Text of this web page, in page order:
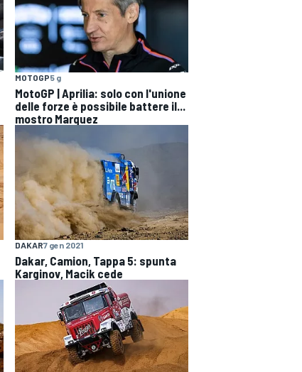
MOTOGP5 g
MotoGP | Aprilia: solo con l'unione
delle forze è possibile battere il...
mostro Marquez
DAKAR7 gen 2021
Dakar, Camion, Tappa 5: spunta
Karginov, Macik cede